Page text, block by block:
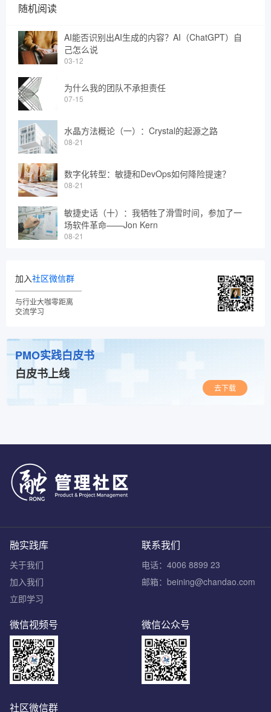
随机阅读
AI能否识别出AI生成的内容？AI（ChatGPT）自
己怎么说
03-12
为什么我的团队不承担责任
07-15
水晶方法概论（一）：Crystal的起源之路
08-21
数字化转型：敏捷和DevOps如何降险提速？
08-21
敏捷史话（十）：我牺牲了滑雪时间，参加了一
场软件革命——Jon Kern
08-21
加入社区微信群
与行业大咖零距离
交流学习
PMO实践白皮书
白皮书上线
去下载
联系我们
电话：4006 8899 23
邮箱：beining@chandao.com
融实践库
关于我们
加入我们
立即学习
微信公众号
微信视频号
社区微信群